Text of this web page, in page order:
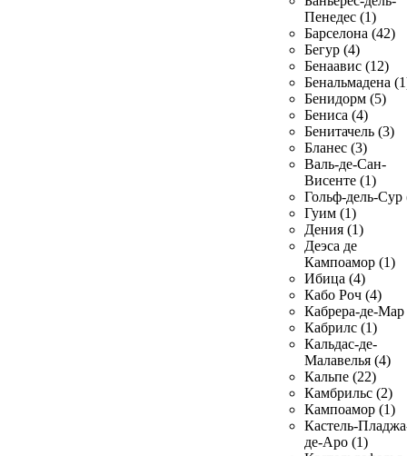
Пенедес (1)
Барселона (42)
Бегур (4)
Бенаавис (12)
Бенальмадена
Бенидорм (5)
Бениса (4)
Бенитачель (3)
Бланес (3)
Валь-де-Сан-
Висенте (1)
Гольф-дель-Сур
Гуим (1)
Дения (1)
Деэса де
Кампоамор (1)
Ибица (4)
Кабо Роч (4)
Кабрера-де-Мар
Кабрилс (1)
Кальдас-де-
Малавелья (4)
Кальпе (22)
Камбрильс (2)
Кампоамор (1)
Кастель-
де-Аро (1)